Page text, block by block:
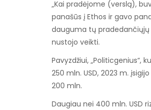
„Kai pradėjome (verslą),
panašūs į Ethos ir gavo
dauguma tų pradedančiųjų
nustojo veikti.
Pavyzdžiui, „Politicgenius“,
250 mln. USD, 2023 m.
200 mln.
Daugiau nei 400 mln. USD